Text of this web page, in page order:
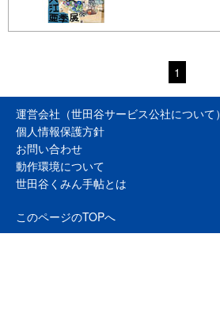
1
運営会社（世田谷サービス公社について）
個人情報保護方針
お問い合わせ
動作環境について
世田谷くみん手帖とは
このページのTOPへ